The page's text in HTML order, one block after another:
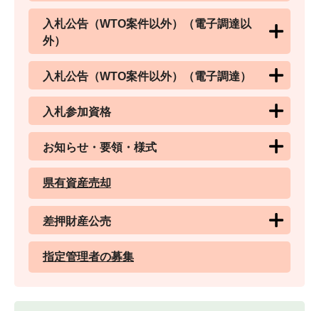
入札公告（WTO案件以外）（電子調達以
外）
入札公告（WTO案件以外）（電子調達）
入札参加資格
お知らせ・要領・様式
県有資産売却
差押財産公売
指定管理者の募集